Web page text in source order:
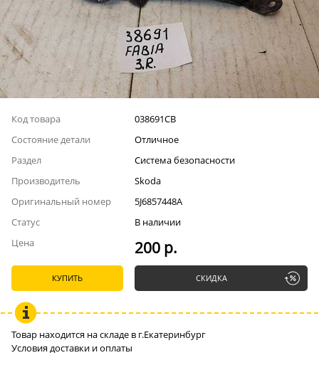
Код товара
038691СВ
Состояние детали
Отличное
Раздел
Система безопасности
Производитель
Skoda
Оригинальный номер
5J6857448A
Статус
В наличии
Цена
200 р.
КУПИТЬ СКИДКА
Товар находится на складе в г.Екатеринбург
Условия доставки и оплаты